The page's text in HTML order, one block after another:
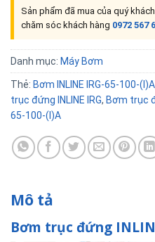
Sản phẩm đã mua của quý
chăm sóc khách hàng 0972 567
Danh mục: Máy Bơm
Thẻ: Bơm INLINE IRG-65-100-(I)A
trục đứng INLINE IRG, Bơm trục
65-100-(I)A
Mô tả
Bơm trục đứng